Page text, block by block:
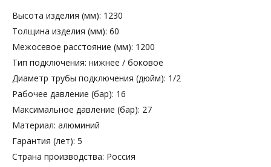
Высота изделия (мм): 1230
Толщина изделия (мм): 60
Межосевое расстояние (мм): 1200
Тип подключения: нижнее / боковое
Диаметр трубы подключения (дюйм): 1/2
Рабочее давление (бар): 16
Максимальное давление (бар): 27
Материал: алюминий
Гарантия (лет): 5
Страна производства: Россия